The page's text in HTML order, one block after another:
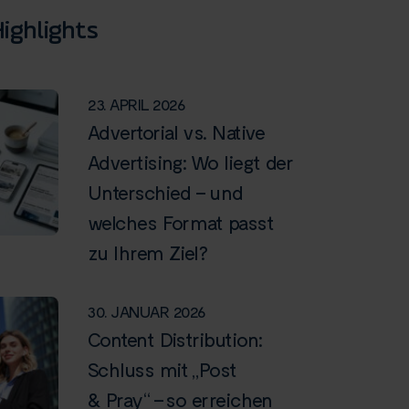
23. APRIL 2026
Advertorial vs. Native
Advertising: Wo liegt der
Unterschied – und
welches Format passt
zu Ihrem Ziel?
30. JANUAR 2026
Content Distribution:
Schluss mit „Post
& Pray“ – so erreichen